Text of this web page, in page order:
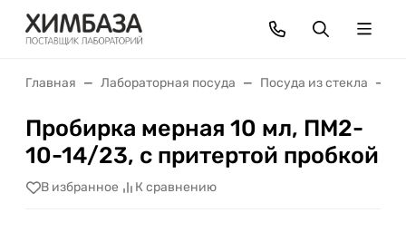
Главная Лабораторная посуда Посуда из стекла
Пробирка мерная 10 мл, ПМ2-
10-14/23, с притертой пробкой
В избранное К сравнению